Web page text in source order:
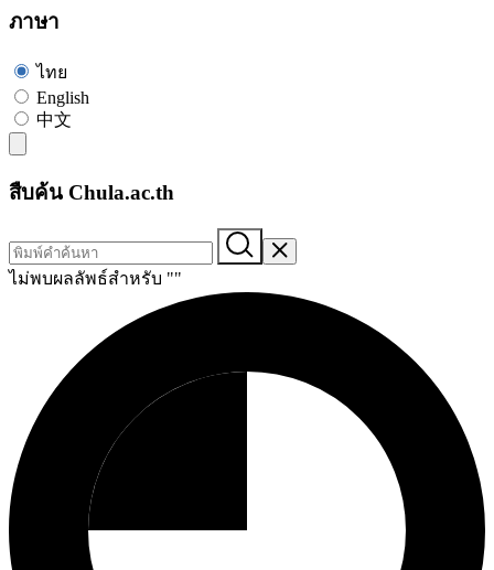
ภาษา
ไทย
English
中文
สืบค้น Chula.ac.th
ไม่พบผลลัพธ์สำหรับ ""